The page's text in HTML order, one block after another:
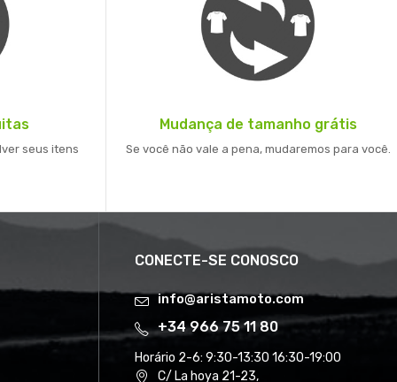
seus itens
Mudança de tamanho grátis
Se você não vale a pena, mudaremos para você.
CONECTE-SE CONOSCO
info@aristamoto.com
+34 966 75 11 80
Horário 2-6: 9:30-13:30 16:30-19:00
C/ La hoya 21-23,